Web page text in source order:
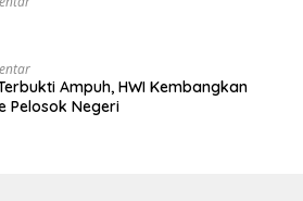
Ampuh, HWI Kembangkan
Pelosok Negeri